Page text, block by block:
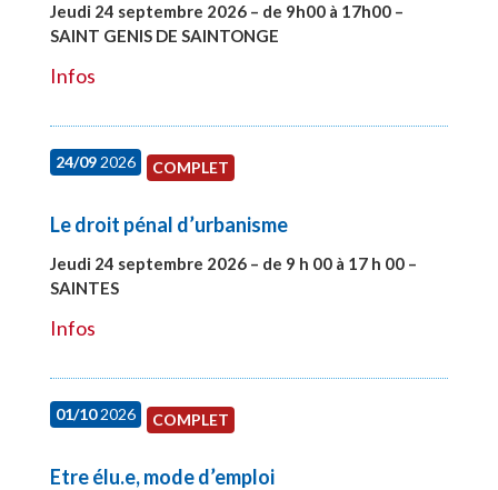
Jeudi 24 septembre 2026 – de 9h00 à 17h00 –
SAINT GENIS DE SAINTONGE
Infos
24/092026 COMPLET
Le droit pénal d’urbanisme
Jeudi 24 septembre 2026 – de 9 h 00 à 17 h 00 –
SAINTES
Infos
01/102026 COMPLET
Etre élu.e, mode d’emploi